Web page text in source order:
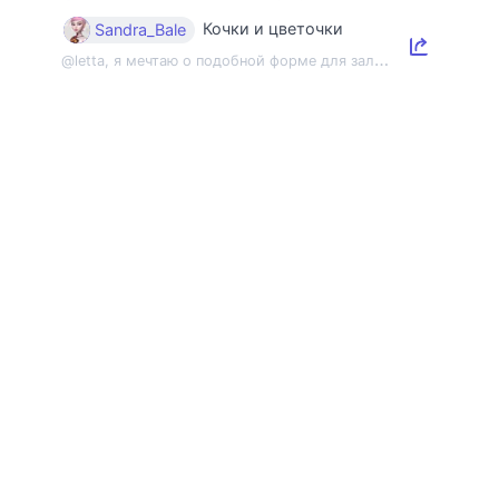
Sandra_Bale Кочки и цветочки
@
letta, я мечтаю о подобной форме для зала 😂